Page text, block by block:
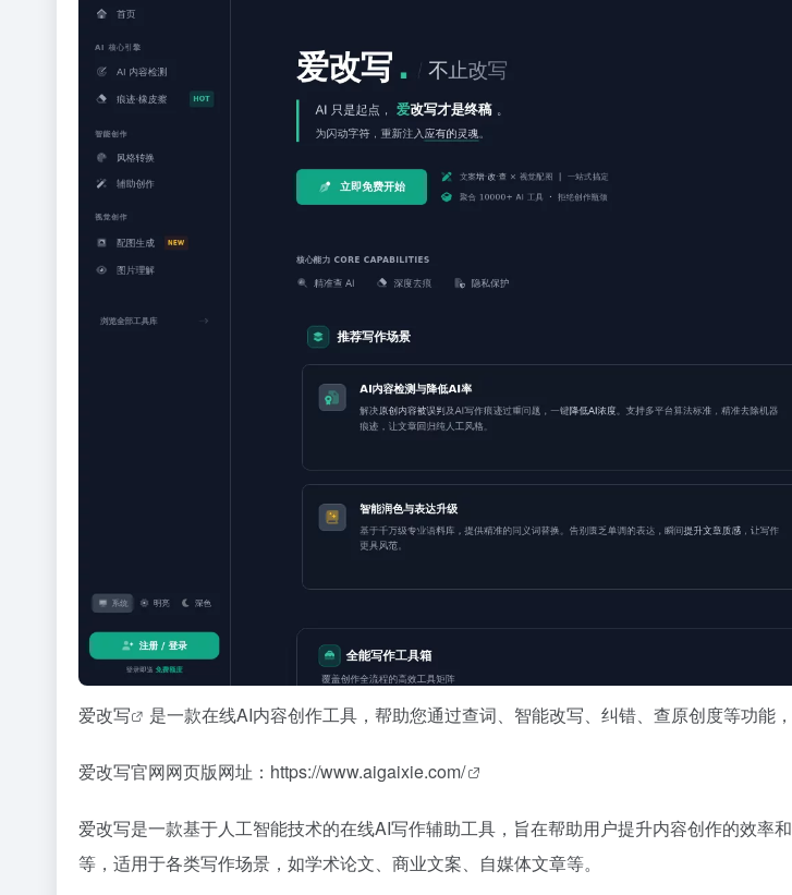
爱改写 是一款在线AI内容创作工具，帮助您通过查词、智能改写、纠错、查原创度等功能
爱改写官网网页版网址： https://www.aigaixie.com/
爱改写是一款基于人工智能技术的在线AI写作辅助工具，旨在帮助用户提升内容创作的效
等，适用于各类写作场景，如学术论文、商业文案、自媒体文章等。